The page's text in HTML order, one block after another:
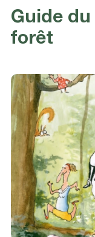
Guide
forêt